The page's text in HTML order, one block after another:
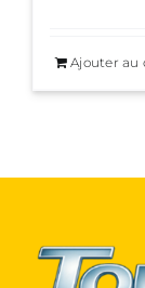
Ajouter au